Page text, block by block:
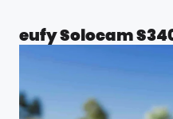
eufy Solocam